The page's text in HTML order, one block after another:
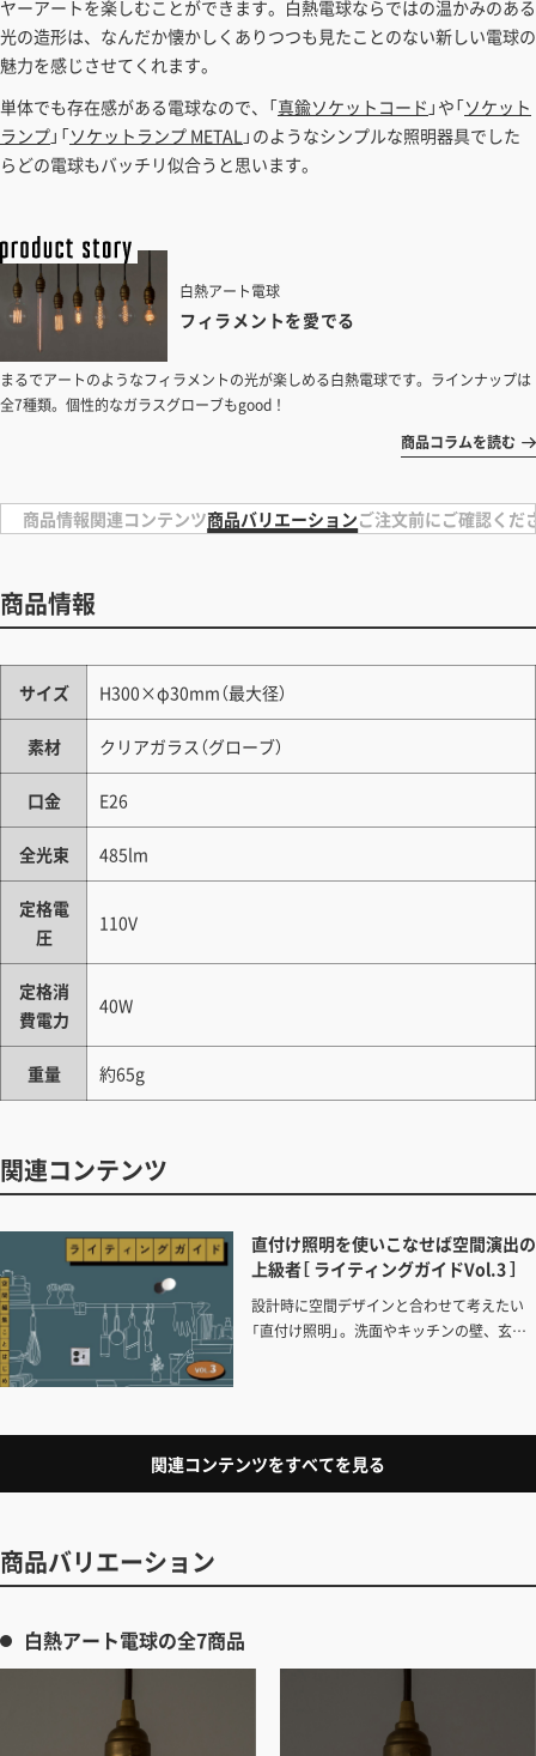
カートでのお見積り機能
「この商品を選ぶ」からご希望の商品をカートに入れていただき、お届
け先種別・都道府県を選択すると、送料を含んだ合計金額を確認する
見積もりガイドはこちら
ヤーアートを楽しむことができます。白熱電球ならではの温かみのある
光の造形は、なんだか懐かしくありつつも見たことのない新しい電球の
魅力を感じさせてくれます。
単体でも存在感がある電球なので、「真鍮ソケットコード 」や「ソケット
ランプ」「ソケットランプ METAL 」のようなシンプルな照明器具でした
らどの電球もバッチリ似合うと思います。
白熱アート電球
フィラメントを愛でる
まるでアートのようなフィラメントの光が楽しめる白熱電球です。ラインナップは
全7種類。個性的なガラスグローブもgood！
商品コラムを読む
商品情報関連コンテンツ商品バリエーションご注文前にご確認くだ
商品情報
サイズ H300×φ30mm（最大径）
素材 クリアガラス（グローブ）
口金 E26
全光束 485lm
定格電
圧
110V
定格消
費電力
40W
重量 約65g
関連コンテンツ
直付け照明を使いこなせば空間演出の
上級者［ ライティングガイドVol.3 ］
設計時に空間デザインと合わせて考えたい
「直付け照明」。洗面やキッチンの壁、玄関
関連コンテンツをすべてを見る
商品バリエーション
白熱アート電球の全7商品